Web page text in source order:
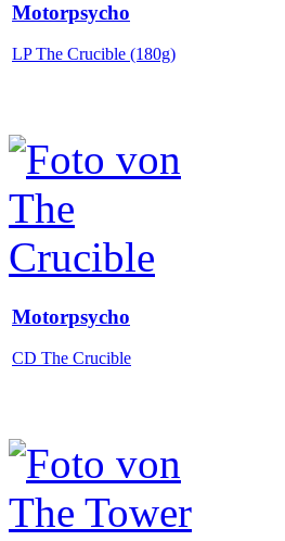
Motorpsycho
LP The Crucible (180g)
Motorpsycho
CD The Crucible